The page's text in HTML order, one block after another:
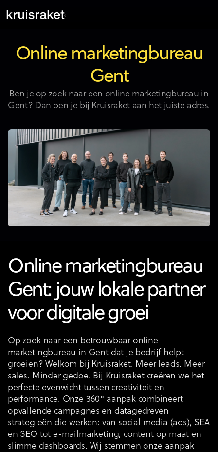
Online marketingbureau
Gent
Ben je op zoek naar een online marketingbureau in
Gent? Dan ben je bij Kruisraket aan het juiste adres.
Online marketingbureau
Gent: jouw lokale partner
voor digitale groei
Op zoek naar een betrouwbaar online
marketingbureau in Gent dat je bedrijf helpt
groeien? Welkom bij Kruisraket. Meer leads. Meer
sales. Minder gedoe. Bij Kruisraket creëren we het
perfecte evenwicht tussen creativiteit en
performance. Onze 360° aanpak combineert
opvallende campagnes en datagedreven
strategieën die werken: van social media (ads), SEA
en SEO tot e-mailmarketing, content op maat en
slimme dashboards. Wij stemmen onze aanpak